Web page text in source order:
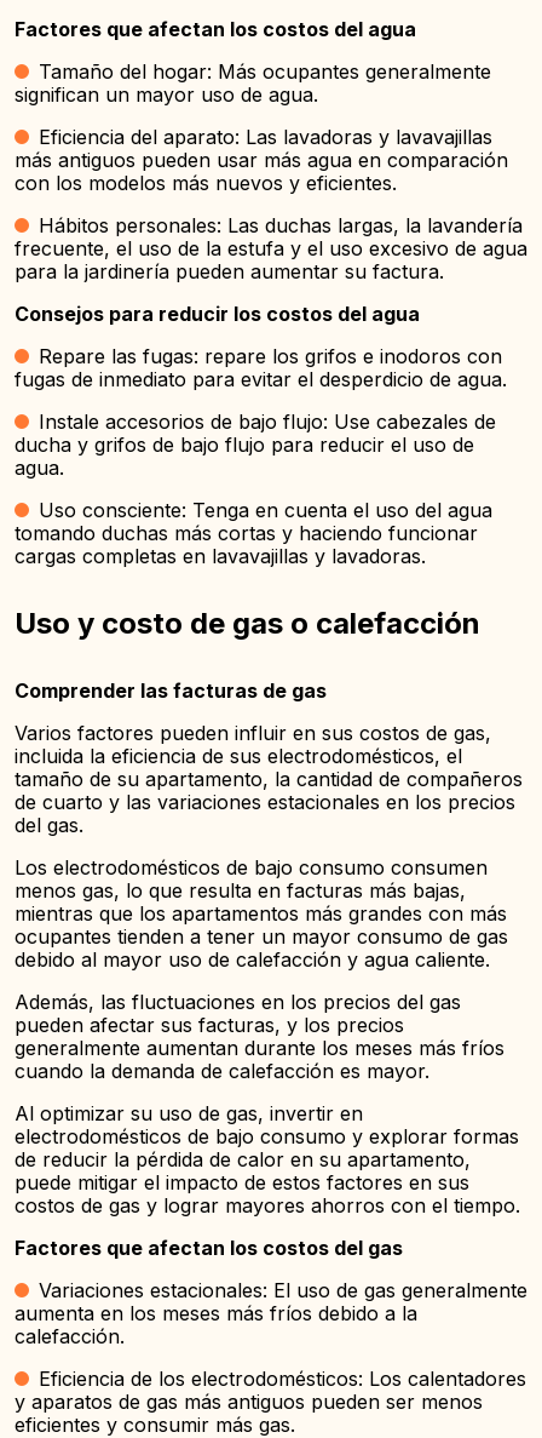
Factores que afectan los costos del agua
Tamaño del hogar: Más ocupantes generalmente
significan un mayor uso de agua.
Eficiencia del aparato: Las lavadoras y lavavajillas
más antiguos pueden usar más agua en comparación
con los modelos más nuevos y eficientes.
Hábitos personales: Las duchas largas, la lavandería
frecuente, el uso de la estufa y el uso excesivo de agua
para la jardinería pueden aumentar su factura.
Consejos para reducir los costos del agua
Repare las fugas: repare los grifos e inodoros con
fugas de inmediato para evitar el desperdicio de agua.
Instale accesorios de bajo flujo: Use cabezales de
ducha y grifos de bajo flujo para reducir el uso de
agua.
Uso consciente: Tenga en cuenta el uso del agua
tomando duchas más cortas y haciendo funcionar
cargas completas en lavavajillas y lavadoras.
Uso y costo de gas o calefacción
Comprender las facturas de gas
Varios factores pueden influir en sus costos de gas,
incluida la eficiencia de sus electrodomésticos, el
tamaño de su apartamento, la cantidad de compañeros
de cuarto y las variaciones estacionales en los precios
del gas.
Los electrodomésticos de bajo consumo consumen
menos gas, lo que resulta en facturas más bajas,
mientras que los apartamentos más grandes con más
ocupantes tienden a tener un mayor consumo de gas
debido al mayor uso de calefacción y agua caliente.
Además, las fluctuaciones en los precios del gas
pueden afectar sus facturas, y los precios
generalmente aumentan durante los meses más fríos
cuando la demanda de calefacción es mayor.
Al optimizar su uso de gas, invertir en
electrodomésticos de bajo consumo y explorar formas
de reducir la pérdida de calor en su apartamento,
puede mitigar el impacto de estos factores en sus
costos de gas y lograr mayores ahorros con el tiempo.
Factores que afectan los costos del gas
Variaciones estacionales: El uso de gas generalmente
aumenta en los meses más fríos debido a la
calefacción.
Eficiencia de los electrodomésticos: Los calentadores
y aparatos de gas más antiguos pueden ser menos
eficientes y consumir más gas.